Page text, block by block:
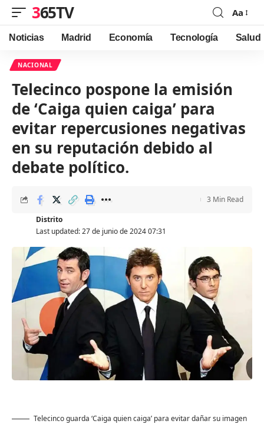
365TV
Font
Resizer
Aa
Noticias Madrid Economía Tecnología Salud
NACIONAL
Telecinco pospone la emisión
de ‘Caiga quien caiga’ para
evitar repercusiones negativas
en su reputación debido al
debate político.
Last updated: 27 de junio de 2024 07:31
Distrito
3 Min Read
Telecinco guarda ‘Caiga quien caiga’ para evitar dañar su imagen